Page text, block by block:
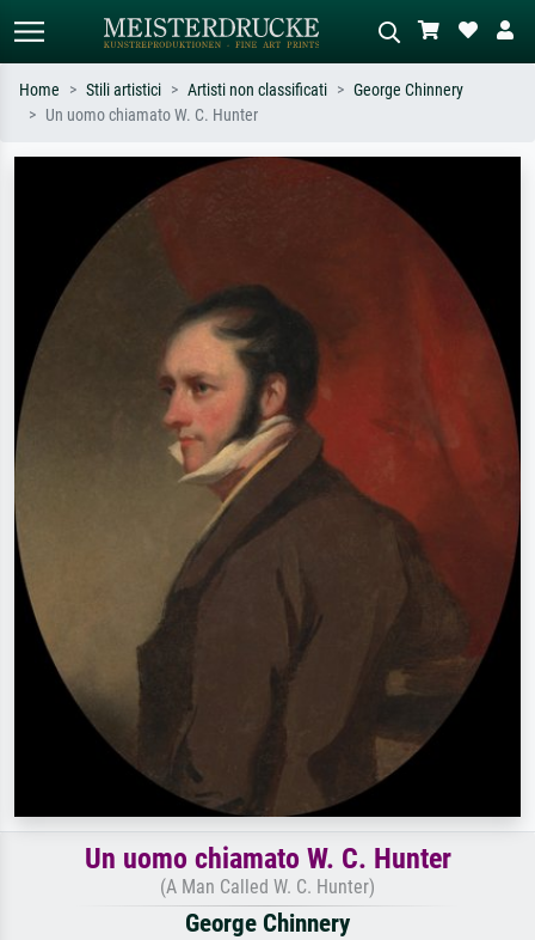
Cerca per artista, titolo o stile – es.
Monet, Notte stellata,
Impressionismo, onda di Hokusai,
Descrivi la scena – es. prato verde,
astratto con molto rosso, dipinto a
olio scuro, nudo in piedi vicino a un
Home Stili artistici Artisti non classificati
George Chinnery
Un uomo chiamato W. C. Hunter
Un uomo chiamato W. C. Hunter
(A Man Called W. C. Hunter)
George Chinnery